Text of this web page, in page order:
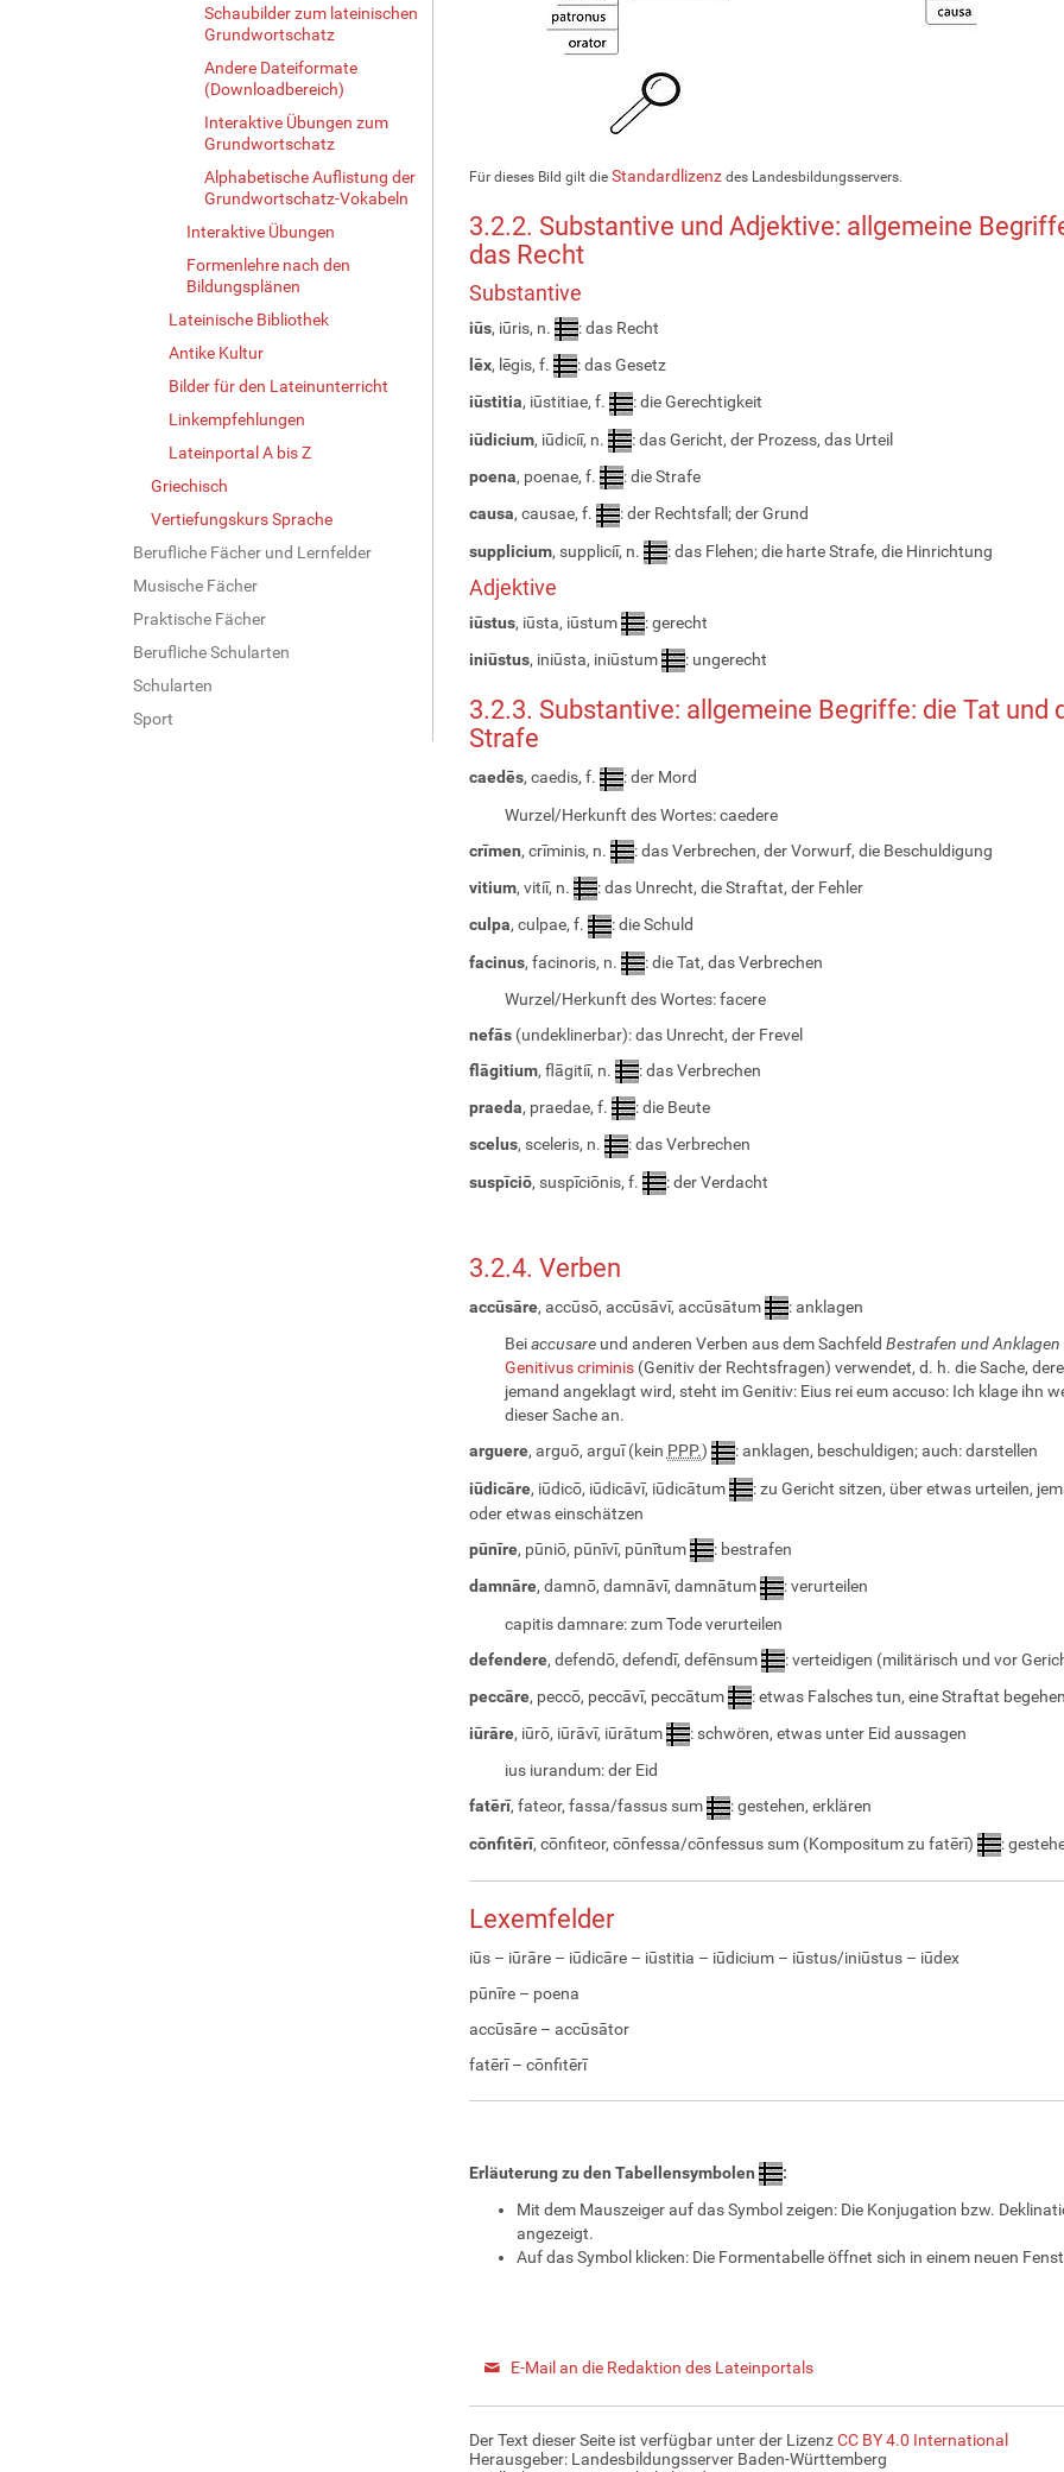
Schaubilder zum lateinischen
Grundwortschatz
Andere Dateiformate
(Downloadbereich)
Interaktive Übungen zum
Grundwortschatz
Alphabetische Auflistung der
Grundwortschatz-Vokabeln
Interaktive Übungen
Formenlehre nach den
Bildungsplänen
Lateinische Bibliothek
Antike Kultur
Bilder für den Lateinunterricht
Linkempfehlungen
Lateinportal A bis Z
Griechisch
Vertiefungskurs Sprache
Berufliche Fächer und Lernfelder
Musische Fächer
Praktische Fächer
Berufliche Schularten
Schularten
Sport
Für dieses Bild gilt die Standardlizenzdes Landesbildungsservers.
3.2.2. Substantive und Adjektive: allgemeine
das Recht
Substantive
iūs, iūris, n.
: das Recht
lēx, lēgis, f.
: das Gesetz
iūstitia, iūstitiae, f.
: die Gerechtigkeit
iūdicium, iūdiciī, n.
: das Gericht, der Prozess, das Urteil
poena, poenae, f.
: die Strafe
causa, causae, f.
: der Rechtsfall; der Grund
supplicium, suppliciī, n. : das Flehen; die harte Strafe, die Hinrichtung
Adjektive
iūstus, iūsta, iūstum
: gerecht
iniūstus, iniūsta, iniūstum : ungerecht
3.2.3. Substantive: allgemeine Begriffe: die Tat und
Strafe
caedēs, caedis, f.
: der Mord
Wurzel/Herkunft des Wortes: caedere
crīmen, crīminis, n.
: das Verbrechen, der Vorwurf, die Beschuldigung
vitium, vitiī, n.
: das Unrecht, die Straftat, der Fehler
culpa, culpae, f.
: die Schuld
facinus, facinoris, n.
: die Tat, das Verbrechen
Wurzel/Herkunft des Wortes: facere
nefās (undeklinerbar): das Unrecht, der Frevel
flāgitium, flāgitiī, n.
: das Verbrechen
praeda, praedae, f.
: die Beute
scelus, sceleris, n.
: das Verbrechen
suspīciō, suspīciōnis, f. : der Verdacht
3.2.4. Verben
accūsāre, accūsō, accūsāvī, accūsātum
: anklagen
Beiaccusareund anderen Verben aus dem Sachfeld Bestrafen und Anklagen
Genitivus criminis(Genitiv der Rechtsfragen) verwendet, d. h. die Sache,
jemand angeklagt wird, steht im Genitiv: Eius rei eum accuso: Ich klage ihn
dieser Sache an.
arguere, arguō, arguī (kein PPP.)
: anklagen, beschuldigen; auch: darstellen
iūdicāre, iūdicō, iūdicāvī, iūdicātum
: zu Gericht sitzen, über etwas urteilen,
oder etwas einschätzen
pūnīre, pūniō, pūnīvī, pūnītum
: bestrafen
damnāre, damnō, damnāvī, damnātum
: verurteilen
capitis damnare: zum Tode verurteilen
defendere, defendō, defendī, defēnsum
: verteidigen (militärisch und vor
peccāre, peccō, peccāvī, peccātum
: etwas Falsches tun, eine Straftat
iūrāre, iūrō, iūrāvī, iūrātum
: schwören, etwas unter Eid aussagen
ius iurandum: der Eid
fatērī, fateor, fassa/fassus sum
: gestehen, erklären
cōnfitērī, cōnfiteor, cōnfessa/cōnfessus sum (Kompositum zu fatērī) :
Lexemfelder
iūs – iūrāre – iūdicāre – iūstitia – iūdicium – iūstus/iniūstus – iūdex
pūnīre – poena
accūsāre – accūsātor
fatērī – cōnfitērī
Erläuterung zu den Tabellensymbolen
:
Mit dem Mauszeiger auf das Symbol zeigen: Die Konjugation bzw.
angezeigt.
Auf das Symbol klicken: Die Formentabelle öffnet sich in einem neuen
E-Mail an die Redaktion des Lateinportals
Der Text dieser Seite ist verfügbar unter der LizenzCC BY 4.0 International
Herausgeber: Landesbildungsserver Baden-Württemberg